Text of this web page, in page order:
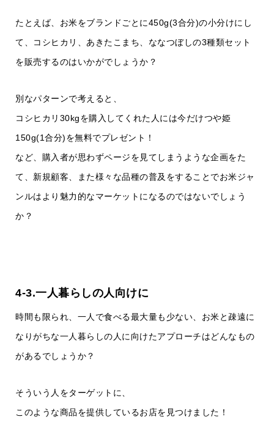
たとえば、お米をブランドごとに450g(3合分)の小分けにし
て、コシヒカリ、あきたこまち、ななつぼしの3種類セット
を販売するのはいかがでしょうか？
別なパターンで考えると、
コシヒカリ30kgを購入してくれた人には今だけつや姫
150g(1合分)を無料でプレゼント！
など、購入者が思わずページを見てしまうような企画をた
て、新規顧客、また様々な品種の普及をすることでお米ジャ
ンルはより魅力的なマーケットになるのではないでしょう
か？
4-3.一人暮らしの人向けに
時間も限られ、一人で食べる最大量も少ない、お米と疎遠に
なりがちな一人暮らしの人に向けたアプローチはどんなもの
があるでしょうか？
そういう人をターゲットに、
このような商品を提供しているお店を見つけました！